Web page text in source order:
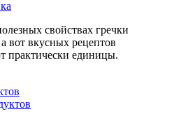
свойствах гречки
вот вкусных рецептов
практически единицы.